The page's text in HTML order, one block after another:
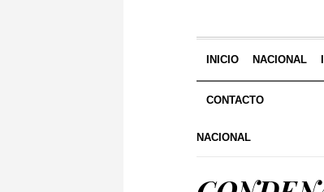
INICIO NACIONAL
CONTACTO
NACIONAL